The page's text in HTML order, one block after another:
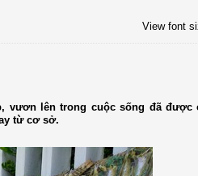
View font
vươn lên trong cuộc sống đã được
từ cơ sở.